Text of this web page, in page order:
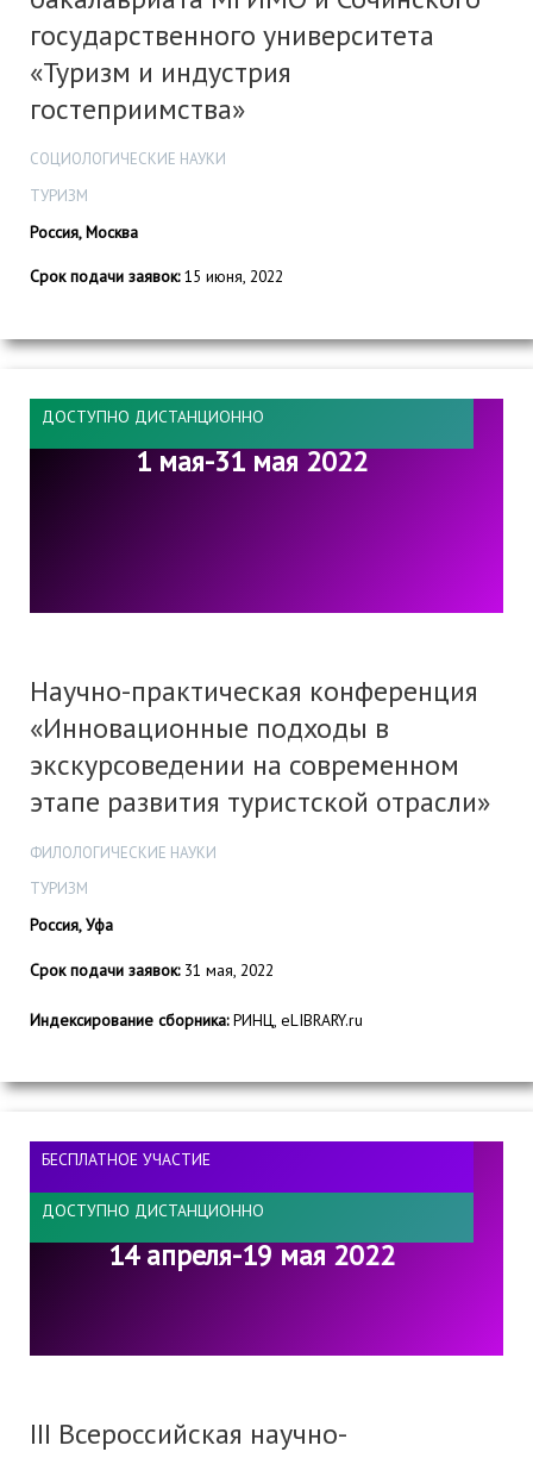
государственного университета
«Туризм и индустрия
гостеприимства»
СОЦИОЛОГИЧЕСКИЕ НАУКИ
ТУРИЗМ
Россия, Москва
Срок подачи заявок:15 июня, 2022
ДОСТУПНО ДИСТАНЦИОННО
1 мая-31 мая 2022
Научно-практическая конференция
«Инновационные подходы в
экскурсоведении на современном
этапе развития туристской отрасли»
ФИЛОЛОГИЧЕСКИЕ НАУКИ
ТУРИЗМ
Россия, Уфа
Срок подачи заявок:31 мая, 2022
Индексирование сборника:РИНЦ, eLIBRARY.ru
БЕСПЛАТНОЕ УЧАСТИЕ
ДОСТУПНО ДИСТАНЦИОННО
14 апреля-19 мая 2022
III Всероссийская научно-